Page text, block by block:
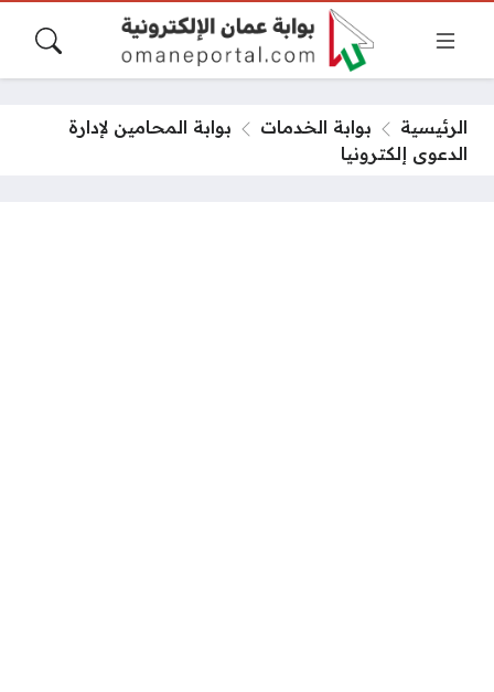
الرئيسية بوابة الخدمات
بوابة المحامين لإدارة
الدعوى إلكترونيا